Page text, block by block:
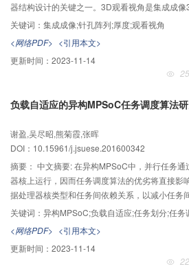
器结构设计的关键之一。3D观看视角是集成成
本文研究针孔阵列的厚度对3D观看视角的影响。
的3种取值关系，分别建立3种集成成像3D成像
算不同成像模型的3D观看视角，并研制了集成
表明针孔阵列厚度存在最优值，且只取决于图像
孔阵列与显示面板的间距。针孔阵列厚度取最
光线都不能通过其他针孔，因此3D观看视角最大
其对应的针孔，但是每个图像元中部分像素发出
此3D观看视角不变，但是会产生串扰图像，且串
针孔阵列厚度大于最优值时，每个图像元中只有
其对应的针孔，虽然没有串扰图像，但是3D观
的厚度成反比。
关键词： 集成成像;针孔阵列;厚度;观看视角
<网络PDF> <引用本文>
更新时间： 2023-11-14
负载自适应的异构MPSoC任务调度算法
谢盈,吴尽昭,熊菊霞,张晖
DOI：10.15961/j.jsuese.201600342
摘要： 中文摘要: 在异构MPSoC中，并行任务
器核上运行，因而任务调度算法的优劣将直接影
据处理器核类型和任务间依赖关系，以减小任务
具备负载自适应能力的异构MPSoC任务调度算法
为多个并行任务子集；其次，在考虑处理器核
集集合、处理器核集合及任务子集在各个核上的
后，利用赋权二部图最大权匹配方法，将并行任
的处理器核上运行，以降低任务集的平均调度
关键词： 异构MPSoC;负载自适应;任务划分;任务
<网络PDF> <引用本文>
更新时间： 2023-11-14